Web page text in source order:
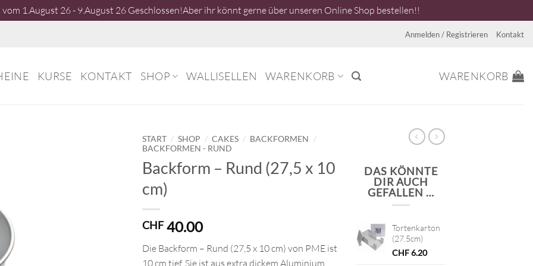
1.August 26 - 9.August 26 Geschlossen!Aber ihr könnt gerne über unseren Online Shop bestellen!!
Anmelden / Registrieren Kontakt
KURSE KONTAKT SHOP WALLISELLEN WARENKORB WARENKORB
START / SHOP / CAKES / BACKFORMEN /
BACKFORMEN - RUND
Backform – Rund (27,5 x 10
cm)
CHF40.00
Die Backform – Rund (27,5 x 10 cm) von PME ist
10 cm tief. Sie ist aus extra dickem Aluminium,
DAS KÖNNTE
DIR AUCH
GEFALLEN …
Tortenkarton
(27.5cm)
CHF6.20